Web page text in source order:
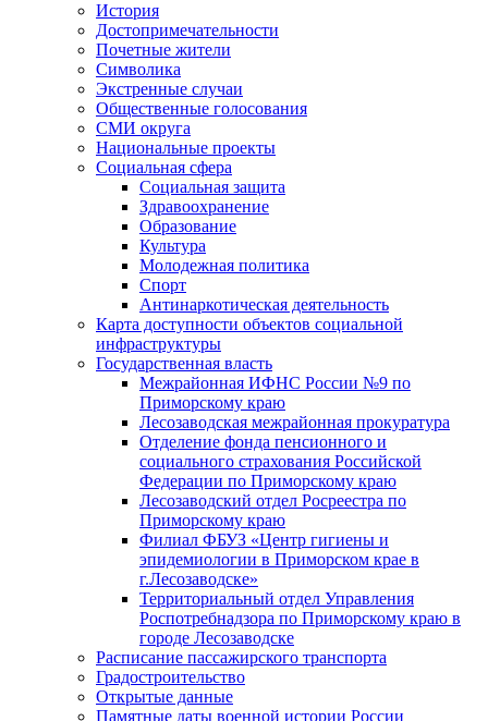
История
Достопримечательности
Почетные жители
Символика
Экстренные случаи
Общественные голосования
СМИ округа
Национальные проекты
Социальная сфера
Социальная защита
Здравоохранение
Образование
Культура
Молодежная политика
Спорт
Антинаркотическая деятельность
Карта доступности объектов социальной
инфраструктуры
Государственная власть
Межрайонная ИФНС России №9 по
Приморскому краю
Лесозаводская межрайонная прокуратура
Отделение фонда пенсионного и
социального страхования Российской
Федерации по Приморскому краю
Лесозаводский отдел Росреестра по
Приморскому краю
Филиал ФБУЗ «Центр гигиены и
эпидемиологии в Приморском крае в
г.Лесозаводске»
Территориальный отдел Управления
Роспотребнадзора по Приморскому краю в
городе Лесозаводске
Расписание пассажирского транспорта
Градостроительство
Открытые данные
Памятные даты военной истории России